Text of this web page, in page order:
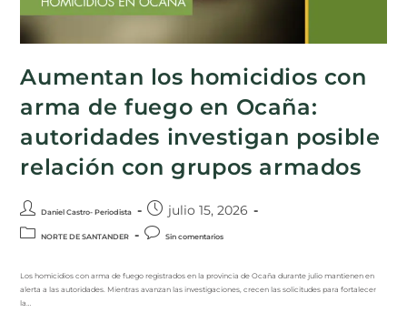
Aumentan los homicidios con
arma de fuego en Ocaña:
autoridades investigan posible
relación con grupos armados
Daniel Castro- Periodista julio 15, 2026
NORTE DE SANTANDER Sin comentarios
Los homicidios con arma de fuego registrados en la provincia de Ocaña durante julio mantienen en
alerta a las autoridades. Mientras avanzan las investigaciones, crecen las solicitudes para fortalecer
la…